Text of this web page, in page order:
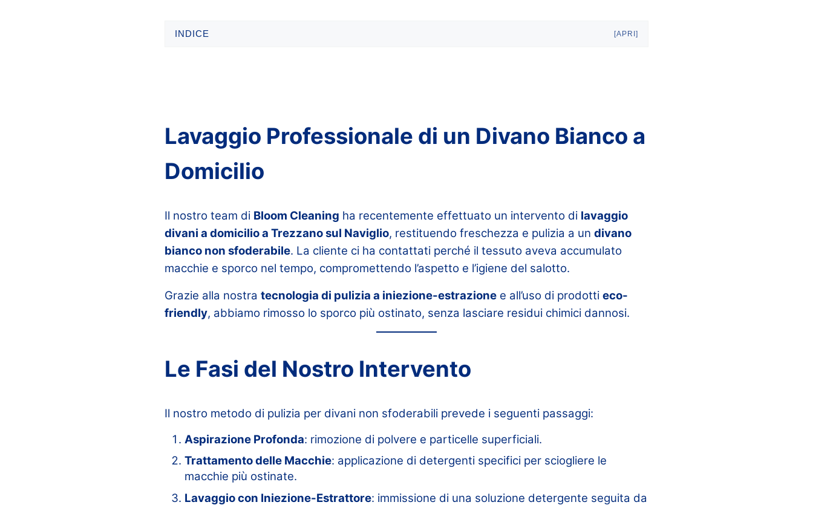
INDICE [APRI]
Lavaggio Professionale di un Divano Bianco a
Domicilio
Il nostro team di Bloom Cleaning ha recentemente effettuato un intervento di lavaggio
divani a domicilio a Trezzano sul Naviglio, restituendo freschezza e pulizia a undivano
bianco non sfoderabile. La cliente ci ha contattati perché il tessuto aveva accumulato
macchie e sporco nel tempo, compromettendo l’aspetto e l’igiene del salotto.
Grazie alla nostratecnologia di pulizia a iniezione-estrazione e all’uso di prodottieco-
friendly, abbiamo rimosso lo sporco più ostinato, senza lasciare residui chimici dannosi.
Le Fasi del Nostro Intervento
Il nostro metodo di pulizia per divani non sfoderabili prevede i seguenti passaggi:
Aspirazione Profonda: rimozione di polvere e particelle superficiali.
Trattamento delle Macchie: applicazione di detergenti specifici per sciogliere le
macchie più ostinate.
Lavaggio con Iniezione-Estrattore: immissione di una soluzione detergente seguita da